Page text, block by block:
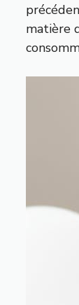
matière